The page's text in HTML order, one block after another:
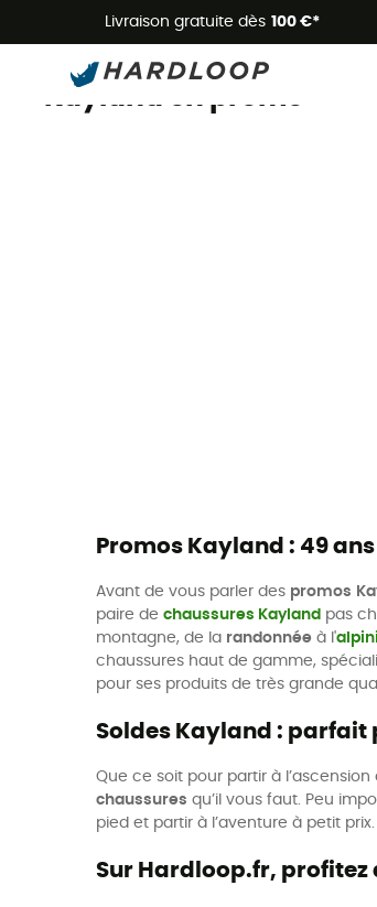
Livraison gratuite dès 100 €*
Marques Kayland Promos
Kayland en promo
Promos Kayland : 49
Avant de vous parler des promos
paire de chaussures Kayland pas
montagne, de la randonnée à l'
chaussures haut de gamme,
pour ses produits de très grande
Soldes Kayland : parfait
Que ce soit pour partir à
chaussures qu’il vous faut. Peu
pied et partir à l’aventure à petit prix.
Sur Hardloop.fr, profitez